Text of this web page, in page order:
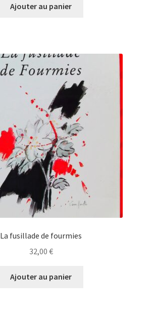
Ajouter au panier
La fusillade de fourmies
32,00 €
Ajouter au panier